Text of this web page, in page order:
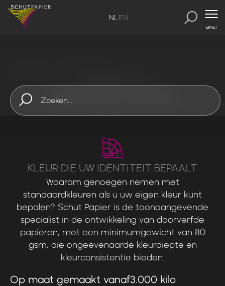
NLEN
MENU
GEKLEURD PAPIER
KLEUR DIE UW IDENTITEIT BEPAALT
Waarom genoegen nemen met
standaardkleuren als u uw eigen kleur kunt
bepalen? Schut Papier is de toonaangevende
specialist in de ontwikkeling van doorverfde
papieren, met een minimumgewicht van 80
gsm, die ongeëvenaarde kleurdiepte en
kleurconsistentie bieden.
Op maat gemaakt vanaf3.000 kilo